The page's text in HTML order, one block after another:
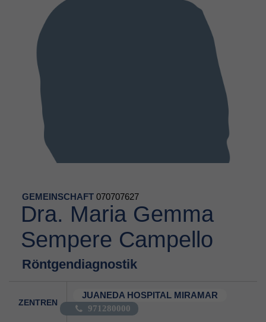
GEMEINSCHAFT 070707627
Dra. Maria Gemma
Sempere Campello
Röntgendiagnostik
ZENTREN
JUANEDA HOSPITAL MIRAMAR
971280000